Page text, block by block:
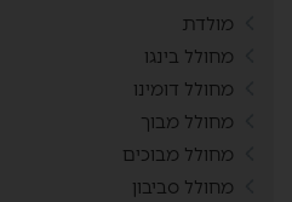
מולדת
מחולל בינגו
מחולל דומינו
מחולל מבוך
מחולל מבוכים
מחולל סביבון